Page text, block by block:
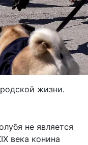
жизни.
не является
века конина